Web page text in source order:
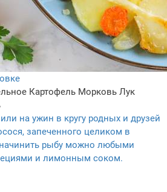
Картофель Морковь Лук
на ужин в кругу родных и друзей
запеченного целиком в
рыбу можно любыми
и лимонным соком.